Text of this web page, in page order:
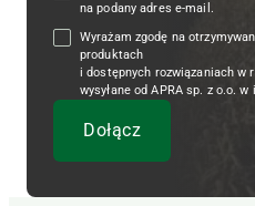
na podany adres e-mail.
Wyrażam zgodę na
produktach
i dostępnych rozwiązaniach
wysyłane od APRA sp. z o.o.